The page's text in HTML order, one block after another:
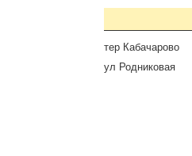
тер Кабачарово
ул Родниковая